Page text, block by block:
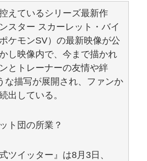
えているシリーズ最新作
スター スカーレット・バイ
ケモンSV）の最新映像が公
し映像内で、今まで描かれ
とトレーナーの友情や絆
な描写が展開され、ファンか
出している。
ト団の所業？
ツイッター』は8月3日、